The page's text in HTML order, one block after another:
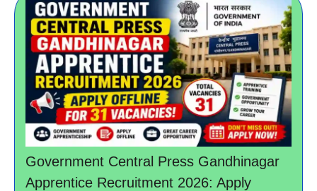
Government Central Press Gandhinagar
Apprentice Recruitment 2026: Apply